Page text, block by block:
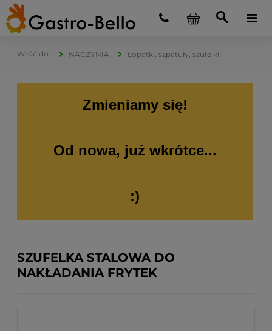
NACZYNIA Łopatki, szpatuły, szufelki
Zmieniamy się!
Od nowa, już wkrótce...
:)
SZUFELKA STALOWA DO
NAKŁADANIA FRYTEK